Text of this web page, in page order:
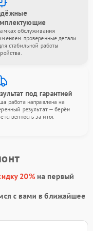
обслуживания
проверенные детали
стабильной работы
под гарантией
работа направлена на
результат — берём
за итог.
20%на первый
с вами в ближайшее